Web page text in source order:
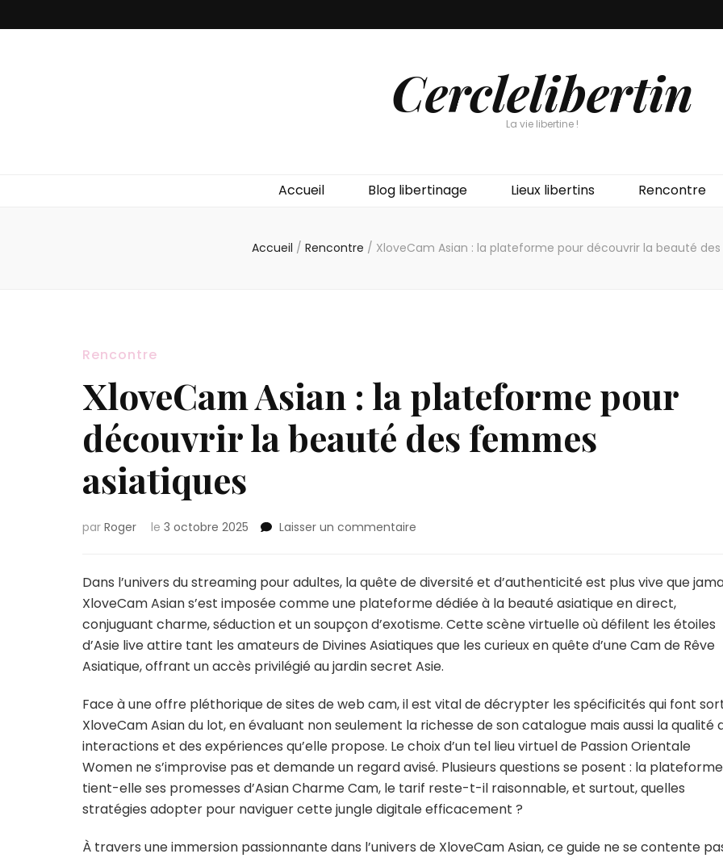
Cerclelibertin
La vie libertine !
Accueil Blog libertinage Lieux libertins Rencontre
Accueil / Rencontre / XloveCam Asian : la plateforme pour découvrir la beauté
Rencontre
XloveCam Asian : la plateforme pour
découvrir la beauté des femmes
asiatiques
par Roger le 3 octobre 2025 Laisser un commentaire
plateforme
pour
découvrir
la
des
femmes
asiatiques
Dans l’univers du streaming pour adultes, la quête de diversité et d’authenticité est plus vive que
XloveCam Asian s’est imposée comme une plateforme dédiée à la beauté asiatique en direct,
conjuguant charme, séduction et un soupçon d’exotisme. Cette scène virtuelle où défilent les étoiles
d’Asie live attire tant les amateurs de Divines Asiatiques que les curieux en quête d’une Cam de Rêve
Asiatique, offrant un accès privilégié au jardin secret Asie.
Face à une offre pléthorique de sites de web cam, il est vital de décrypter les spécificités qui font
XloveCam Asian du lot, en évaluant non seulement la richesse de son catalogue mais aussi la qualité
interactions et des expériences qu’elle propose. Le choix d’un tel lieu virtuel de Passion Orientale
Women ne s’improvise pas et demande un regard avisé. Plusieurs questions se posent : la plateforme
tient-elle ses promesses d’Asian Charme Cam, le tarif reste-t-il raisonnable, et surtout, quelles
stratégies adopter pour naviguer cette jungle digitale efficacement ?
À travers une immersion passionnante dans l’univers de XloveCam Asian, ce guide ne se contente